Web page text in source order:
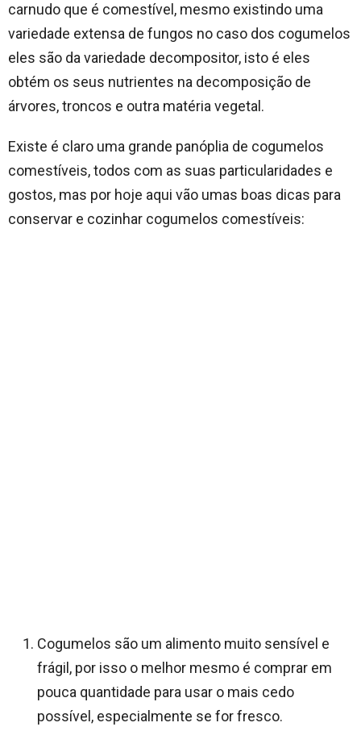
carnudo que é comestível, mesmo existindo uma
variedade extensa de fungos no caso dos cogumelos
eles são da variedade decompositor, isto é eles
obtém os seus nutrientes na decomposição de
árvores, troncos e outra matéria vegetal.
Existe é claro uma grande panóplia de cogumelos
comestíveis, todos com as suas particularidades e
gostos, mas por hoje aqui vão umas boas dicas para
conservar e cozinhar cogumelos comestíveis:
Cogumelos são um alimento muito sensível e
frágil, por isso o melhor mesmo é comprar em
pouca quantidade para usar o mais cedo
possível, especialmente se for fresco.